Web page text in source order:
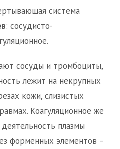
система
: сосудисто-
сосуды и тромбоциты,
лежит на некрупных
кожи, слизистых
Коагуляционное же
плазмы
форменных элементов –